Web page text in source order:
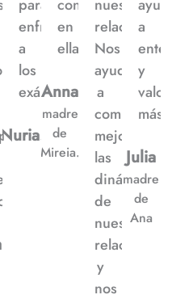
para
enfrentarme
a
los
exámenes”
Nuria.
confía
en
ella”
Anna
madre
de
Mireia.
nuestra
relación.
Nos
ayudó
a
comprender
mejor
las
dinámicas
de
nuestra
relación
y
nos
a
y
más”
Julia
madre
de
Ana